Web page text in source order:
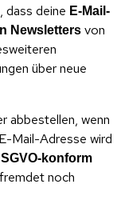
dass deine E-Mail-
Newsletters von
über neue
abbestellen, wenn
Mail-Adresse wird
konform
noch